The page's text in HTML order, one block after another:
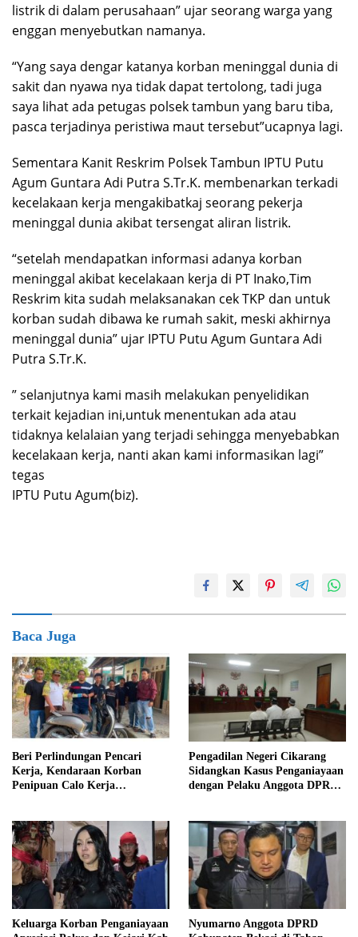
listrik di dalam perusahaan” ujar seorang warga yang
enggan menyebutkan namanya.
“Yang saya dengar katanya korban meninggal dunia di
sakit dan nyawa nya tidak dapat tertolong, tadi juga
saya lihat ada petugas polsek tambun yang baru tiba,
pasca terjadinya peristiwa maut tersebut”ucapnya lagi.
Sementara Kanit Reskrim Polsek Tambun IPTU Putu
Agum Guntara Adi Putra S.Tr.K. membenarkan terkadi
kecelakaan kerja mengakibatkaj seorang pekerja
meninggal dunia akibat tersengat aliran listrik.
“setelah mendapatkan informasi adanya korban
meninggal akibat kecelakaan kerja di PT Inako,Tim
Reskrim kita sudah melaksanakan cek TKP dan untuk
korban sudah dibawa ke rumah sakit, meski akhirnya
meninggal dunia” ujar IPTU Putu Agum Guntara Adi
Putra S.Tr.K.
” selanjutnya kami masih melakukan penyelidikan
terkait kejadian ini,untuk menentukan ada atau
tidaknya kelalaian yang terjadi sehingga menyebabkan
kecelakaan kerja, nanti akan kami informasikan lagi”
tegas
IPTU Putu Agum(biz).
Baca Juga
Beri Perlindungan Pencari
Kerja, Kendaraan Korban
Penipuan Calo Kerja
Pengadilan Negeri Cikarang
Sidangkan Kasus Penganiayaan
dengan Pelaku Anggota DPRD
Keluarga Korban Penganiayaan
Nyumarno Anggota DPRD